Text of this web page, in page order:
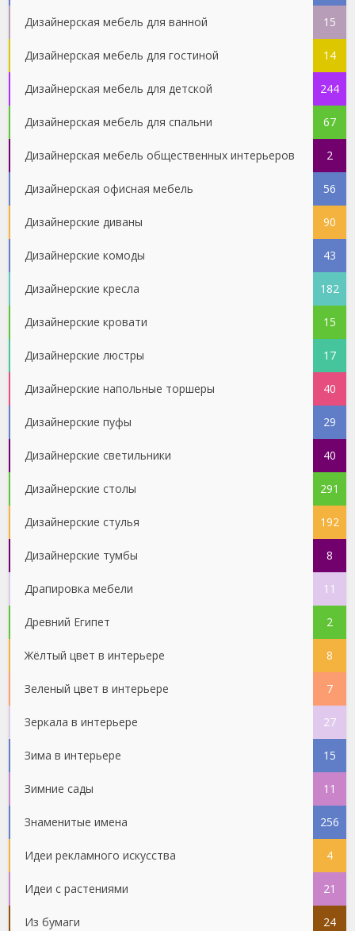
Дизайнерская мебель для ванной 15
Дизайнерская мебель для гостиной 14
Дизайнерская мебель для детской 244
Дизайнерская мебель для спальни 67
Дизайнерская мебель общественных интерьеров 2
Дизайнерская офисная мебель 56
Дизайнерские диваны 90
Дизайнерские комоды 43
Дизайнерские кресла 182
Дизайнерские кровати 15
Дизайнерские люстры 17
Дизайнерские напольные торшеры 40
Дизайнерские пуфы 29
Дизайнерские светильники 40
Дизайнерские столы 291
Дизайнерские стулья 192
Дизайнерские тумбы 8
Драпировка мебели 11
Древний Египет 2
Жёлтый цвет в интерьере 8
Зеленый цвет в интерьере 7
Зеркала в интерьере 27
Зима в интерьере 15
Зимние сады 11
Знаменитые имена 256
Идеи рекламного искусства 4
Идеи с растениями 21
Из бумаги 24